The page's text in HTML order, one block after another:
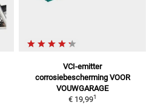
VCI-emitter
corrosiebescherming VOOR
VOUWGARAGE
€ 19,991